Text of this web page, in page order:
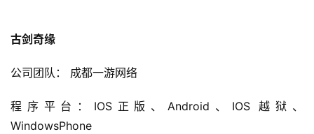
古剑奇缘
公司团队： 成都一游网络
程序平台：IOS正版、Android、IOS 越狱、
WindowsPhone